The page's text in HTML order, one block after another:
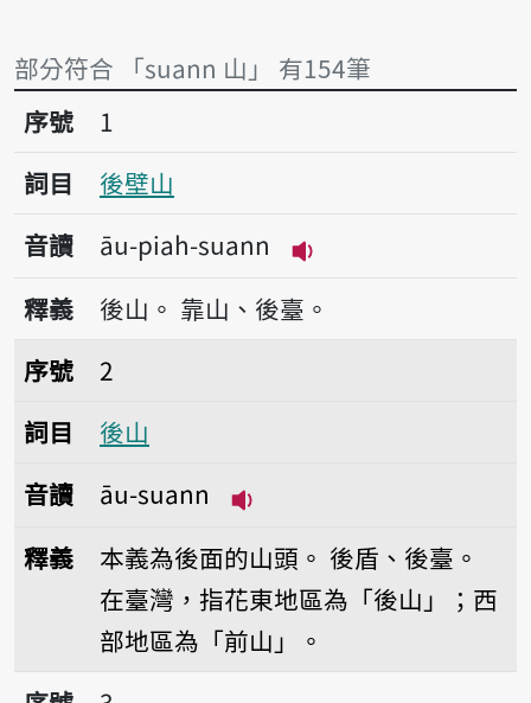
部分符合 「suann 山」 有154筆
序號1後壁山
序號
1
詞目
後壁山
音讀
āu-piah-suann
播放音讀āu-piah-
釋義 後山。 靠山、後臺。
序號2後山
序號
2
詞目
後山
音讀
āu-suann
釋義 本義為後面的山頭。 後盾、後臺。
在臺灣，指花東地區為「後山」；西
部地區為「前山」。
序號3袂收山